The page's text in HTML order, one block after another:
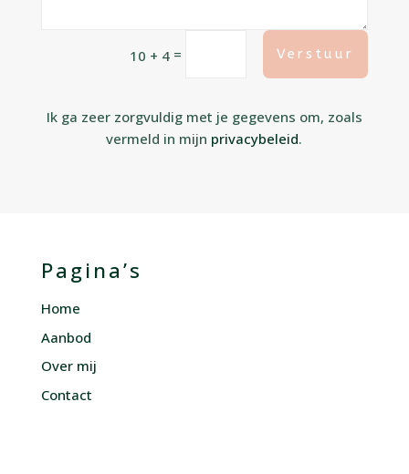
10 + 4 = Verstuur
Ik ga zeer zorgvuldig met je gegevens om, zoals
vermeld in mijn privacybeleid.
Pagina’s
Home
Aanbod
Over mij
Contact